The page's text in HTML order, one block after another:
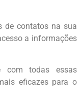
de contatos na sua
a informações
com todas essas
eficazes para o